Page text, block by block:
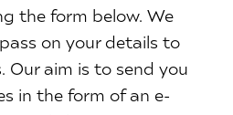
the form below. We
on your details to
Our aim is to send you
in the form of an e-